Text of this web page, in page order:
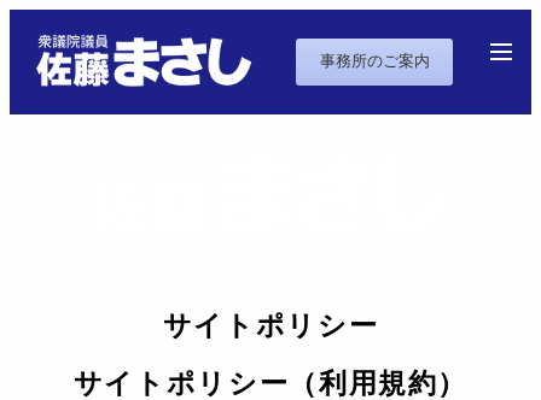
事務所のご案内
サイトポリシー
サイトポリシー（利用規約）